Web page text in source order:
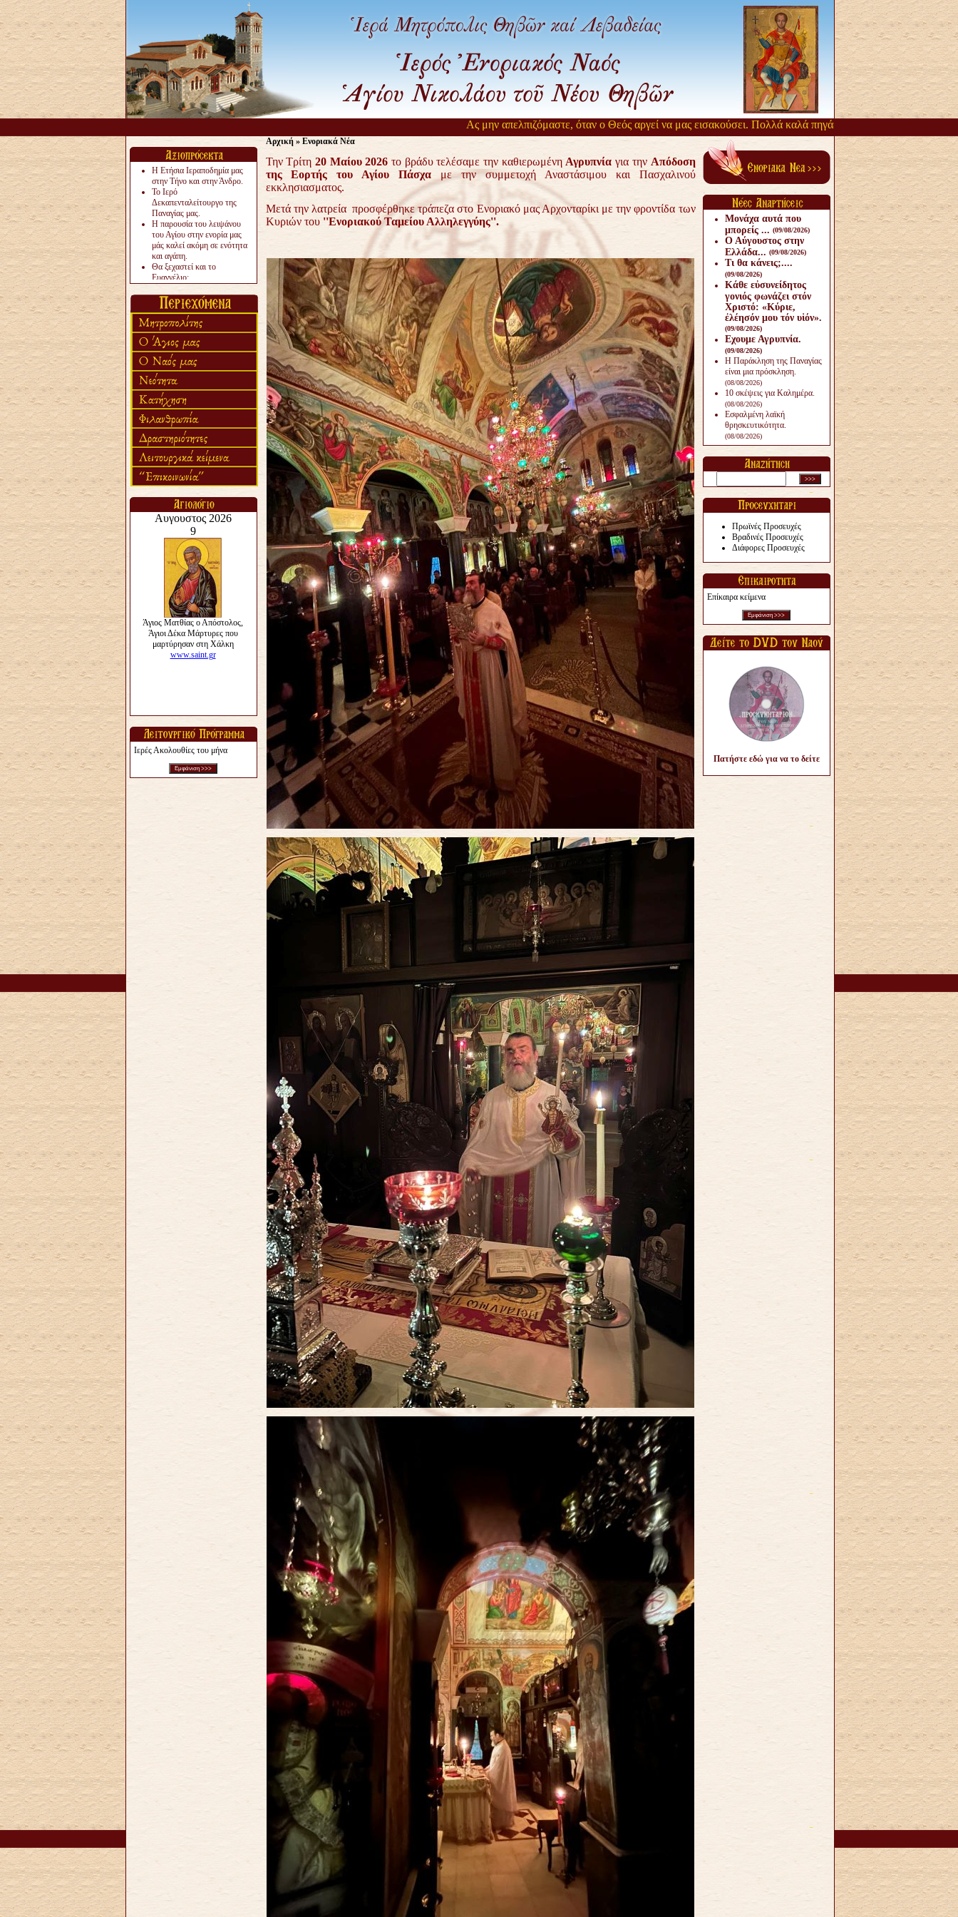
Ας μην απελπιζόμαστε, όταν ο Θεός αργεί να μας εισακούσει. Πολλά καλά πηγάζουν, από την αργοπορία αυτή.
Η Ετήσια Ιεραποδημία μας
στην Τήνο και στην Άνδρο.
Το Ιερό
Δεκαπενταλείτουργο της
Παναγίας μας.
Η παρουσία του λειψάνου
του Αγίου στην ενορία μας
μάς καλεί ακόμη σε ενότητα
και αγάπη.
Θα ξεχαστεί και το
Ευαγγέλιο;
«πολύ αργά».
Ζητείται....
Ιερές Ακολουθίες του μήνα
Αρχική» Ενοριακά Νέα
Την Τρίτη 20 Μαίου 2026 το βράδυ τελέσαμε την καθιερωμένη Αγρυπνίαγια την Απόδοση
της Εορτής του Αγίου Πάσχα με την συμμετοχή Αναστάσιμου και Πασχαλινού
εκκλησιασματος.
Μετά την λατρεία προσφέρθηκε τράπεζα στο Ενοριακό μας Αρχονταρίκι με την φροντίδα των
Κυριών του ''Ενοριακού Ταμείου Αλληλεγγύης''. Μονάχα αυτά που
μπορείς ... (09/08/2026)
Ο Αύγουστος στην
Ελλάδα... (09/08/2026)
Τι θα κάνεις;....
(09/08/2026)
Κάθε εὐσυνείδητος
γονιός φωνάζει στόν
Χριστό: «Κύριε,
ἐλέησόν μου τόν υἱόν».
(09/08/2026)
Εχουμε Αγρυπνία.
(09/08/2026)
Η Παράκληση της Παναγίας
είναι μια πρόσκληση.
(08/08/2026)
10 σκέψεις για Καλημέρα.
(08/08/2026)
Εσφαλμένη λαϊκή
θρησκευτικότητα.
(08/08/2026)
Πρωϊνές Προσευχές
Βραδινές Προσευχές
Διάφορες Προσευχές
Επίκαιρα κείμενα
Πατήστε εδώ για να το δείτε